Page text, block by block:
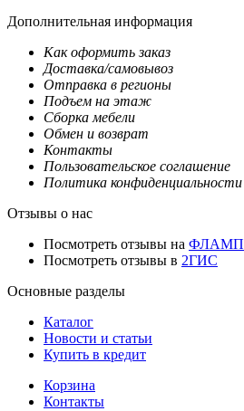
Дополнительная информация
Как оформить заказ
Доставка/самовывоз
Отправка в регионы
Подъем на этаж
Сборка мебели
Обмен и возврат
Контакты
Пользовательское соглашение
Политика конфиденциальности
Отзывы о нас
Посмотреть отзывы на ФЛАМП
Посмотреть отзывы в 2ГИС
Основные разделы
Каталог
Новости и статьи
Купить в кредит
Корзина
Контакты